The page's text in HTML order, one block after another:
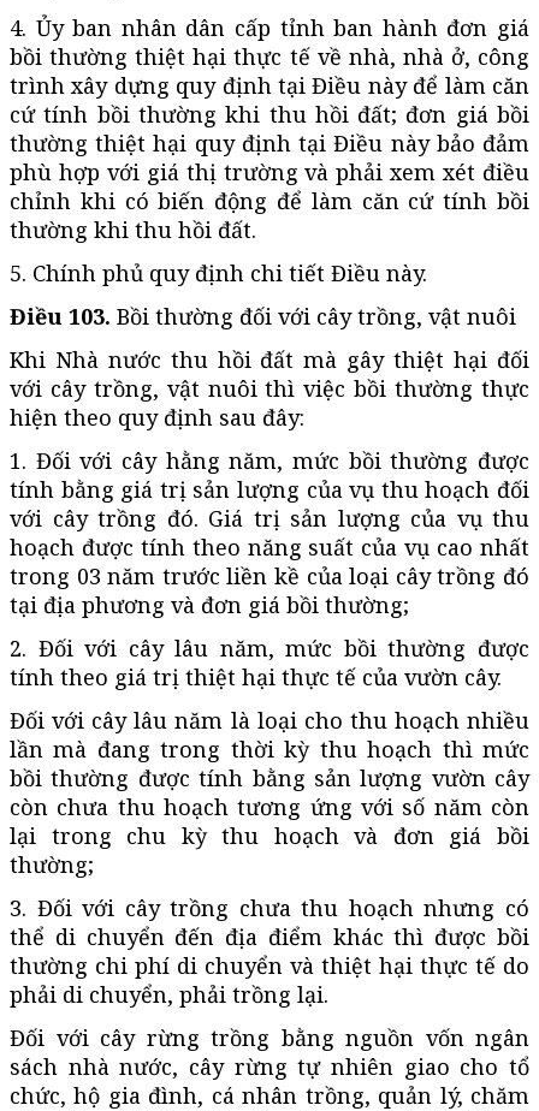
4. Ủy ban nhân dân cấp tỉnh ban hành đơn giá
bồi thường thiệt hại thực tế về nhà, nhà ở, công
trình xây dựng quy định tại Điều này để làm căn
cứ tính bồi thường khi thu hồi đất; đơn giá bồi
thường thiệt hại quy định tại Điều này bảo đảm
phù hợp với giá thị trường và phải xem xét điều
chỉnh khi có biến động để làm căn cứ tính bồi
thường khi thu hồi đất.
5. Chính phủ quy định chi tiết Điều này.
Điều 103. Bồi thường đối với cây trồng, vật nuôi
Khi Nhà nước thu hồi đất mà gây thiệt hại đối
với cây trồng, vật nuôi thì việc bồi thường thực
hiện theo quy định sau đây:
1. Đối với cây hằng năm, mức bồi thường được
tính bằng giá trị sản lượng của vụ thu hoạch đối
với cây trồng đó. Giá trị sản lượng của vụ thu
hoạch được tính theo năng suất của vụ cao nhất
trong 03 năm trước liền kề của loại cây trồng đó
tại địa phương và đơn giá bồi thường;
2. Đối với cây lâu năm, mức bồi thường được
tính theo giá trị thiệt hại thực tế của vườn cây.
Đối với cây lâu năm là loại cho thu hoạch nhiều
lần mà đang trong thời kỳ thu hoạch thì mức
bồi thường được tính bằng sản lượng vườn cây
còn chưa thu hoạch tương ứng với số năm còn
lại trong chu kỳ thu hoạch và đơn giá bồi
thường;
3. Đối với cây trồng chưa thu hoạch nhưng có
thể di chuyển đến địa điểm khác thì được bồi
thường chi phí di chuyển và thiệt hại thực tế do
phải di chuyển, phải trồng lại.
Đối với cây rừng trồng bằng nguồn vốn ngân
sách nhà nước, cây rừng tự nhiên giao cho tổ
chức, hộ gia đình, cá nhân trồng, quản lý, chăm